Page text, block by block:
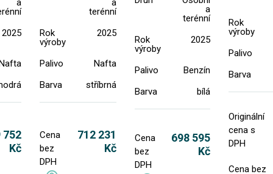
a
2025
752
Kč
a
terénní
Rok
výroby
2025
Palivo
Nafta
Barva
stříbrná
Cena
bez
DPH
712 231
Kč
a
terénní
Rok
výroby
2025
Palivo
Benzín
Barva
bílá
Cena
bez
DPH
698 595
Kč
Rok
výroby
Palivo
Barva
Originální
cena s
DPH
Cena bez